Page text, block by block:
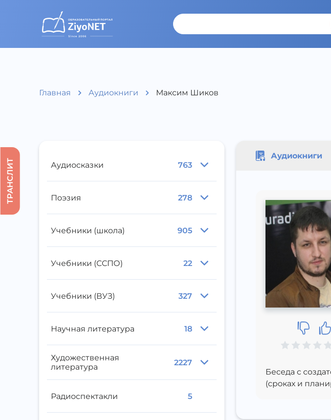
Главная Аудиокниги Максим Шиков
Аудиосказки 763
Поэзия 278
Учебники (школа) 905
Учебники (ССПО) 22
Учебники (ВУЗ) 327
Научная литература 18
Художественная
литература
2227
Радиоспектакли 5
Аудиокниги
Беседа с
(сроках и
ТРАНСЛИТ